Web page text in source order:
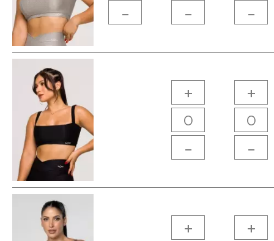
- - -
+
-
+
-
+ +